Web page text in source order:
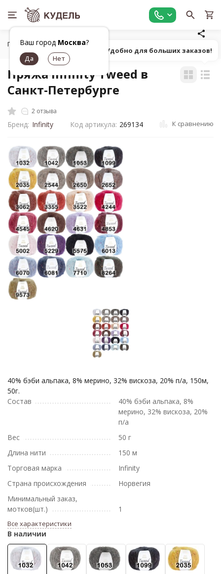
Ваш город Москва?
Главная Все для вязания
Пряжа Infinity Tweed в
Санкт-Петербурге
2 отзыва
Бренд: Infinity Код артикула: 269134 К сравнению
40% бэби альпака, 8% мерино, 32% вискоза, 20% п/а, 150м,
50г.
Состав
40% бэби альпака, 8%
мерино, 32% вискоза, 20%
п/а
Вес
50 г
Длина нити
150 м
Торговая марка
Infinity
Страна происхождения
Норвегия
Минимальный заказ,
мотков(шт.)
1
Все характеристики
В наличии
Попробуй! Удобно для больших заказов!